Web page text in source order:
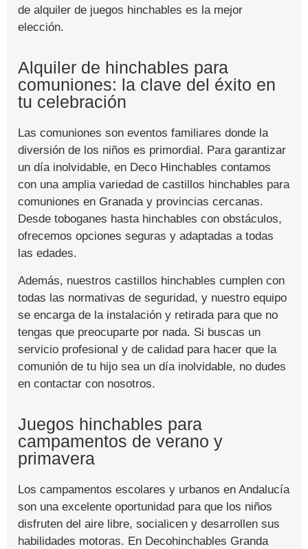
de alquiler de juegos hinchables es la mejor
elección.
Alquiler de hinchables para
comuniones: la clave del éxito en
tu celebración
Las comuniones son eventos familiares donde la
diversión de los niños es primordial. Para garantizar
un día inolvidable, en Deco Hinchables contamos
con una amplia variedad de castillos hinchables para
comuniones en Granada y provincias cercanas.
Desde toboganes hasta hinchables con obstáculos,
ofrecemos opciones seguras y adaptadas a todas
las edades.
Además, nuestros castillos hinchables cumplen con
todas las normativas de seguridad, y nuestro equipo
se encarga de la instalación y retirada para que no
tengas que preocuparte por nada. Si buscas un
servicio profesional y de calidad para hacer que la
comunión de tu hijo sea un día inolvidable, no dudes
en contactar con nosotros.
Juegos hinchables para
campamentos de verano y
primavera
Los campamentos escolares y urbanos en Andalucía
son una excelente oportunidad para que los niños
disfruten del aire libre, socialicen y desarrollen sus
habilidades motoras. En Decohinchables Granda